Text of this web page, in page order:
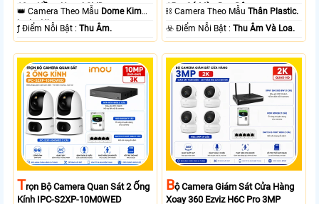
10m Hồng Ngoại SMD.
👑 Camera Theo Mẫu Dome Kim
loại + Nhựa.
️ƒ Điểm Nỗi Bật :Thu Âm.
15m Có Màu Ban Ðêm.
⛓ Camera Theo MẫuThân Plastic.
️☣️ Điểm Nỗi Bật :Thu Âm Và Loa.
TRọn Bộ Camera Quan Sát 2 Ống
Kính IPC-S2XP-10M0WED
BỘ Camera Giám Sát Cửa Hàng
Xoay 360 Ezviz H6C Pro 3MP